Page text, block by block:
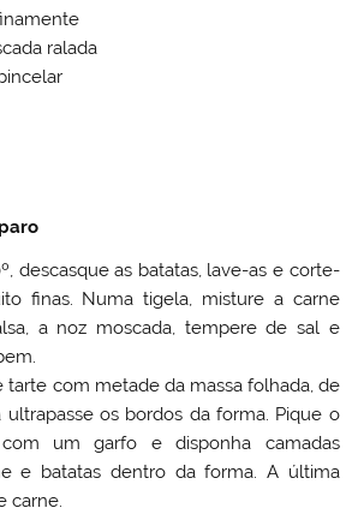
ralada
descasque as batatas, lave-as e corte-
finas. Numa tigela, misture a carne
a noz moscada, tempere de sal e
tarte com metade da massa folhada, de
os bordos da forma. Pique o
um garfo e disponha camadas
e batatas dentro da forma. A última
carne.